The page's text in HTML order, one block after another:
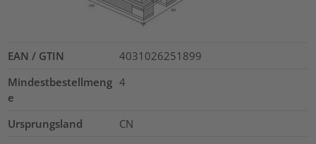
EAN / GTIN
4031026251899
Mindestbestellmeng
e
4
Ursprungsland
CN